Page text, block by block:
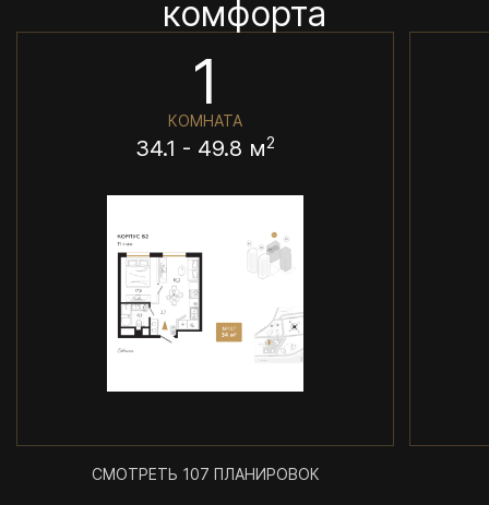
комфорта
1
КОМНАТА
34.1 - 49.8 м2
СМОТРЕТЬ 107 ПЛАНИРОВОК